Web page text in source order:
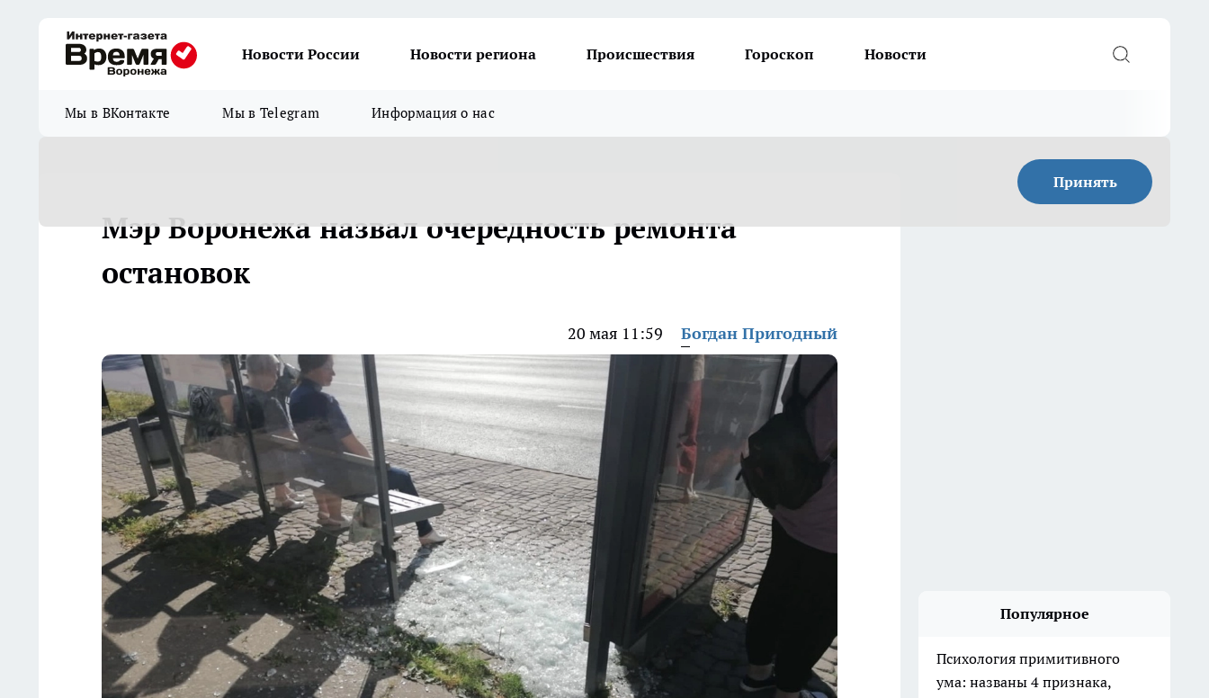
Новости России Новости региона Происшествия Гороскоп Новости
Мы в ВКонтакте Мы в Telegram Информация о нас
Принять
Мэр Воронежа назвал очередность ремонта
остановок
20 мая 11:59 Богдан Пригодный
Популярное
Психология примитивного
ума: названы 4 признака,